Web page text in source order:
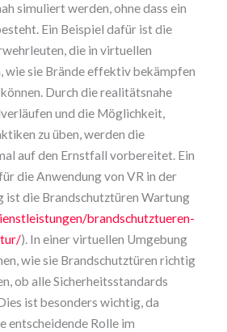
simuliert werden, ohne dass ein
Ein Beispiel dafür ist die
die in virtuellen
wie sie Brände effektiv bekämpfen
Durch die realitätsnahe
und die Möglichkeit,
zu üben, werden die
auf den Ernstfall vorbereitet. Ein
die Anwendung von VR in der
ist die Brandschutztüren Wartung
brandschutztueren-
). In einer virtuellen Umgebung
wie sie Brandschutztüren richtig
ob alle Sicherheitsstandards
ist besonders wichtig, da
entscheidende Rolle im